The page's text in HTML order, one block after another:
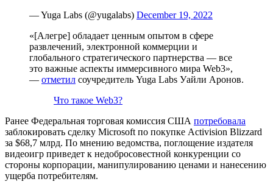
— Yuga Labs (@yugalabs) December 19, 2022
«[Алегре] обладает ценным опытом в сфере
развлечений, электронной коммерции и
глобального стратегического партнерства — все
это важные аспекты иммерсивного мира Web3»,
— отметил соучредитель Yuga Labs Уайли Аронов.
Что такое Web3?
Ранее Федеральная торговая комиссия США потребовала
заблокировать сделку Microsoft по покупке Activision Blizzard
за $68,7 млрд. По мнению ведомства, поглощение издателя
видеоигр приведет к недобросовестной конкуренции со
стороны корпорации, манипулированию ценами и нанесению
ущерба потребителям.